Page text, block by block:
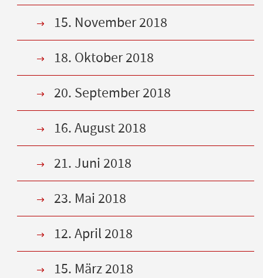
15. November 2018
18. Oktober 2018
20. September 2018
16. August 2018
21. Juni 2018
23. Mai 2018
12. April 2018
15. März 2018